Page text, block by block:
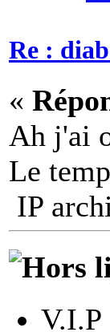
Re :
«
Ah j'ai
Le
IP
V.I.P